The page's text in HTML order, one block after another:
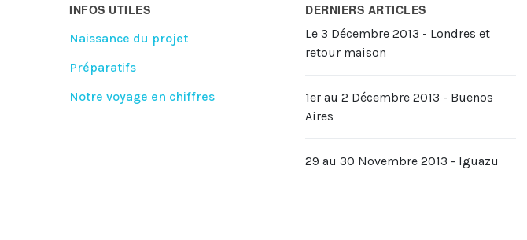
INFOS UTILES
Naissance du projet
Préparatifs
Notre voyage en chiffres
DERNIERS ARTICLES
Le 3 Décembre 2013 - Londres et
retour maison
1er au 2 Décembre 2013 - Buenos
Aires
29 au 30 Novembre 2013 - Iguazu